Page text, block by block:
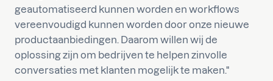
geautomatiseerd kunnen worden en workflows
vereenvoudigd kunnen worden door onze nieuwe
productaanbiedingen. Daarom willen wij de
oplossing zijn om bedrijven te helpen zinvolle
conversaties met klanten mogelijk te maken."